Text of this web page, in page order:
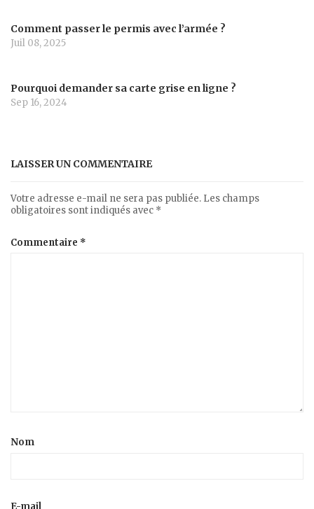
Comment passer le permis avec l’armée ?
Juil 08, 2025
Pourquoi demander sa carte grise en ligne ?
Sep 16, 2024
LAISSER UN COMMENTAIRE
Votre adresse e-mail ne sera pas publiée. Les champs
obligatoires sont indiqués avec *
Commentaire *
Nom
E-mail